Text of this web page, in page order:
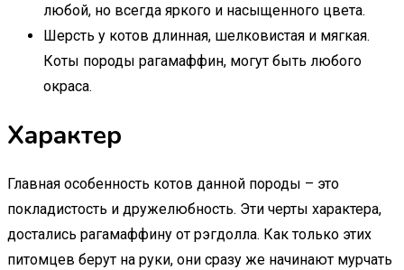
любой, но всегда яркого и насыщенного цвета.
Шерсть у котов длинная, шелковистая и мягкая.
Коты породы рагамаффин, могут быть любого
окраса.
Характер
Главная особенность котов данной породы – это
покладистость и дружелюбность. Эти черты характера,
достались рагамаффину от рэгдолла. Как только этих
питомцев берут на руки, они сразу же начинают мурчать